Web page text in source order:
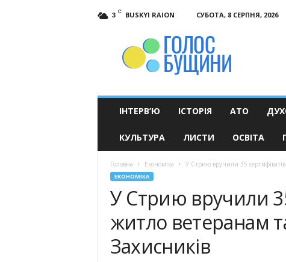
3 C BUSKYI RAION СУБОТА, 8 СЕРПНЯ, 2026
ІНТЕРВ’Ю ІСТОРІЯ АТО
КУЛЬТУРА ЛИСТИ ОСВІТА
Головна Економіка У Стрию вручили 35
ЕКОНОМІКА
У Стрию вручили
житло ветеранам
Захисників